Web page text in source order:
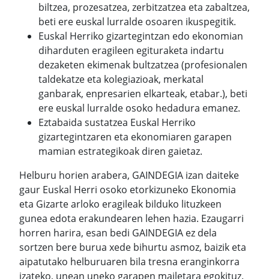
biltzea, prozesatzea, zerbitzatzea eta zabaltzea,
beti ere euskal lurralde osoaren ikuspegitik.
Euskal Herriko gizartegintzan edo ekonomian
diharduten eragileen egituraketa indartu
dezaketen ekimenak bultzatzea (profesionalen
taldekatze eta kolegiazioak, merkatal
ganbarak, enpresarien elkarteak, etabar.), beti
ere euskal lurralde osoko hedadura emanez.
Eztabaida sustatzea Euskal Herriko
gizartegintzaren eta ekonomiaren garapen
mamian estrategikoak diren gaietaz.
Helburu horien arabera, GAINDEGIA izan daiteke
gaur Euskal Herri osoko etorkizuneko Ekonomia
eta Gizarte arloko eragileak bilduko lituzkeen
gunea edota erakundearen lehen hazia. Ezaugarri
horren harira, esan bedi GAINDEGIA ez dela
sortzen bere burua xede bihurtu asmoz, baizik eta
aipatutako helburuaren bila tresna eranginkorra
izateko, unean uneko garapen mailetara egokituz.